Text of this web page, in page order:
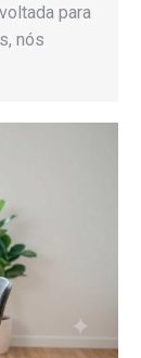
para
nós